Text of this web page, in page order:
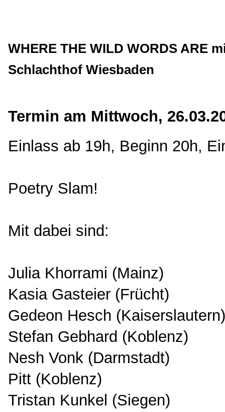
WHERE THE WILD WORDS ARE
Schlachthof Wiesbaden
Termin am Mittwoch,
Einlass ab 19h, Beginn 20h,
Poetry Slam!
Mit dabei sind:
Julia Khorrami (Mainz)
Kasia Gasteier (Frücht)
Gedeon Hesch (Kaiserslautern)
Stefan Gebhard (Koblenz)
Nesh Vonk (Darmstadt)
Pitt (Koblenz)
Tristan Kunkel (Siegen)